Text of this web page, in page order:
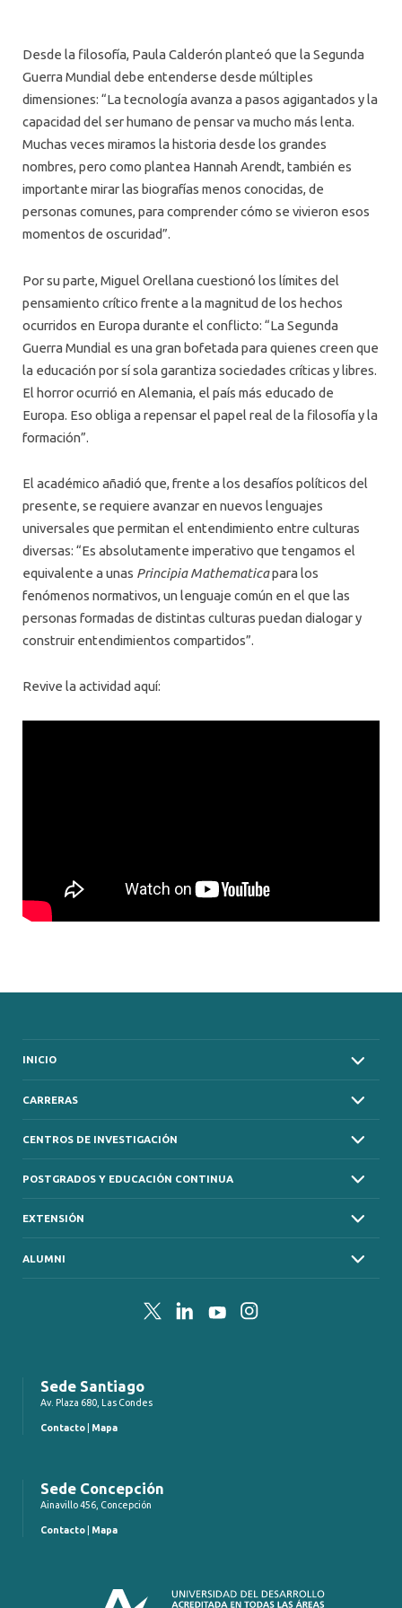
Desde la filosofía, Paula Calderón planteó que la Segunda
Guerra Mundial debe entenderse desde múltiples
dimensiones: “La tecnología avanza a pasos agigantados y la
capacidad del ser humano de pensar va mucho más lenta.
Muchas veces miramos la historia desde los grandes
nombres, pero como plantea Hannah Arendt, también es
importante mirar las biografías menos conocidas, de
personas comunes, para comprender cómo se vivieron esos
momentos de oscuridad”.
Por su parte, Miguel Orellana cuestionó los límites del
pensamiento crítico frente a la magnitud de los hechos
ocurridos en Europa durante el conflicto: “La Segunda
Guerra Mundial es una gran bofetada para quienes creen que
la educación por sí sola garantiza sociedades críticas y libres.
El horror ocurrió en Alemania, el país más educado de
Europa. Eso obliga a repensar el papel real de la filosofía y la
formación”.
El académico añadió que, frente a los desafíos políticos del
presente, se requiere avanzar en nuevos lenguajes
universales que permitan el entendimiento entre culturas
diversas: “Es absolutamente imperativo que tengamos el
equivalente a unas Principia Mathematicapara los
fenómenos normativos, un lenguaje común en el que las
personas formadas de distintas culturas puedan dialogar y
construir entendimientos compartidos”.
Revive la actividad aquí:
INICIO
CARRERAS
CENTROS DE INVESTIGACIÓN
POSTGRADOS Y EDUCACIÓN CONTINUA
EXTENSIÓN
ALUMNI
TwitterLinkedInYouTubeInstagram
Sede Santiago
Av. Plaza 680, Las Condes
Contacto Mapa
Sede Concepción
Ainavillo 456, Concepción
Contacto Mapa